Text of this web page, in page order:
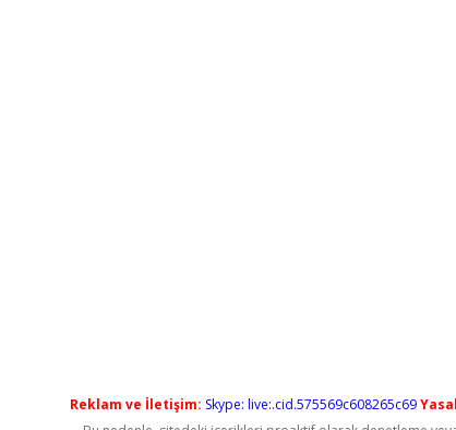
Reklam ve İletişim: Skype: live:.cid.575569c608265c69